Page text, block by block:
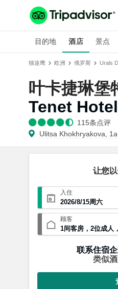
目的地 酒店 景点
猫途鹰 欧洲 俄罗斯 Urals
叶卡捷琳堡
Tenet Hotel
115条点评
Ulitsa Khokhryakova,
让您
入住
2026/8/15周六
顾客
1间客房 ， 2位成人 ，
联系住宿企
类似酒